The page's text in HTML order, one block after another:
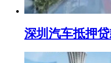
深圳汽车抵押